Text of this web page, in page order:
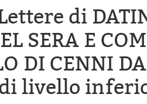
di
SERA E
DI CENNI
livello